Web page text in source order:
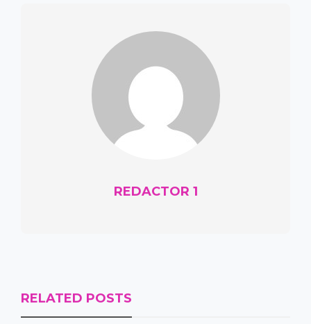
REDACTOR 1
RELATED POSTS